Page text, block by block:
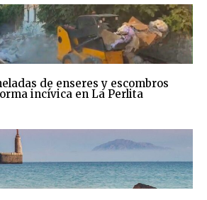
de enseres y escombros
incívica en La Perlita